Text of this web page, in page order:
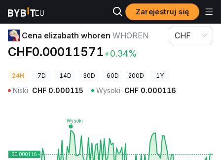
Zarejestruj się
Ceny kryptowalut Cena elizabath whoren WHOREN
Cena elizabath whoren WHOREN
CHF0.00011571+0.34%
CHF
24H 7D 14D 30D 60D 200D 1Y
Niski CHF 0.000115 Wysoki CHF 0.000116